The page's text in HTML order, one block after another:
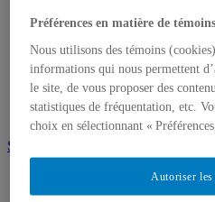
Bourses et stages
Événements
Webinaires
Ateliers et conférences
Délégation UQAM à la
Médias
S'abonner à l'infolettre
Préférences en matière de témoins
Nous utilisons des témoins
informations qui nous permettent
le site, de vous proposer des
statistiques de fréquentation, etc.
choix en sélectionnant « Préférences
Autoriser les